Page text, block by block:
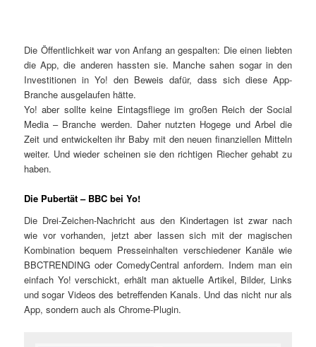
Die Öffentlichkeit war von Anfang an gespalten: Die einen liebten
die App, die anderen hassten sie. Manche sahen sogar in den
Investitionen in Yo! den Beweis dafür, dass sich diese App-
Branche ausgelaufen hätte.
Yo! aber sollte keine Eintagsfliege im großen Reich der Social
Media – Branche werden. Daher nutzten Hogege und Arbel die
Zeit und entwickelten ihr Baby mit den neuen finanziellen Mitteln
weiter. Und wieder scheinen sie den richtigen Riecher gehabt zu
haben.
Die Pubertät – BBC bei Yo!
Die Drei-Zeichen-Nachricht aus den Kindertagen ist zwar nach
wie vor vorhanden, jetzt aber lassen sich mit der magischen
Kombination bequem Presseinhalten verschiedener Kanäle wie
BBCTRENDING oder ComedyCentral anfordern. Indem man ein
einfach Yo! verschickt, erhält man aktuelle Artikel, Bilder, Links
und sogar Videos des betreffenden Kanals. Und das nicht nur als
App, sondern auch als Chrome-Plugin.